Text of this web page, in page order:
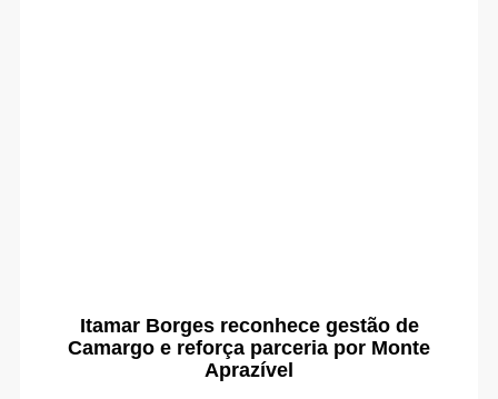
Itamar Borges reconhece gestão de
Camargo e reforça parceria por Monte
Aprazível